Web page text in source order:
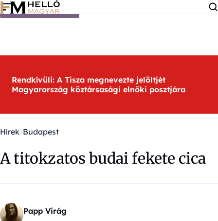
Ugrás a tartalomra
Rendkívüli: A Tisza megnevezte jelöltjét
Magyarország köztársasági elnöki posztjára
Hírek Budapest
A titokzatos budai fekete cica
Papp Virág